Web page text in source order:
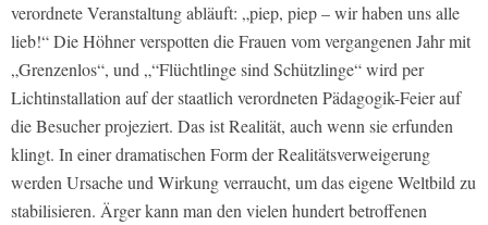
verordnete Veranstaltung abläuft: „piep, piep – wir haben uns alle
lieb!“ Die Höhner verspotten die Frauen vom vergangenen Jahr mit
„Grenzenlos“, und „“Flüchtlinge sind Schützlinge“ wird per
Lichtinstallation auf der staatlich verordneten Pädagogik-Feier auf
die Besucher projeziert. Das ist Realität, auch wenn sie erfunden
klingt. In einer dramatischen Form der Realitätsverweigerung
werden Ursache und Wirkung verraucht, um das eigene Weltbild zu
stabilisieren. Ärger kann man den vielen hundert betroffenen